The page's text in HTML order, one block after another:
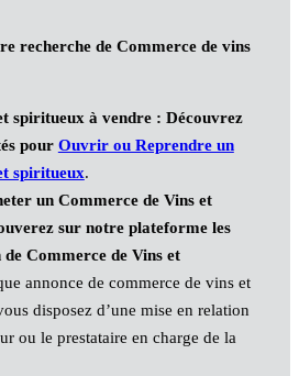
recherche de Commerce de vins
spiritueux à vendre : Découvrez
pour Ouvrir ou Reprendre un
spiritueux.
un Commerce de Vins et
sur notre plateforme les
de Commerce de Vins et
annonce de commerce de vins et
disposez d’une mise en relation
ou le prestataire en charge de la